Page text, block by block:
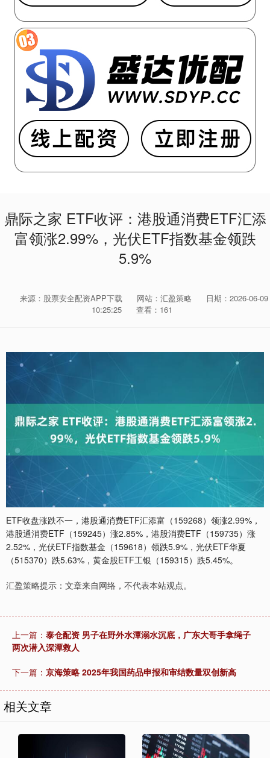
鼎际之家 ETF收评：港股通消费ETF汇添
富领涨2.99%，光伏ETF指数基金领跌
5.9%
来源：股票安全配资APP下载 网站：汇盈策略
日期：2026-06-09
10:25:25
查看：161
ETF收盘涨跌不一，港股通消费ETF汇添富（159268）领涨2.99%，
港股通消费ETF（159245）涨2.85%，港股消费ETF（159735）涨
2.52%，光伏ETF指数基金（159618）领跌5.9%，光伏ETF华夏
（515370）跌5.63%，黄金股ETF工银（159315）跌5.45%。
汇盈策略提示：文章来自网络，不代表本站观点。
上一篇： 泰仓配资 男子在野外水潭溺水沉底，广东大哥手拿绳子
两次潜入深潭救人
下一篇： 京海策略 2025年我国药品申报和审结数量双创新高
相关文章